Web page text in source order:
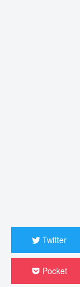
Twitter
Pocket